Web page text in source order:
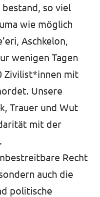
so viel
wie möglich
Aschkelon,
wenigen Tagen
Zivilist*innen mit
Unsere
Trauer und Wut
mit der
Recht
auch die
politische